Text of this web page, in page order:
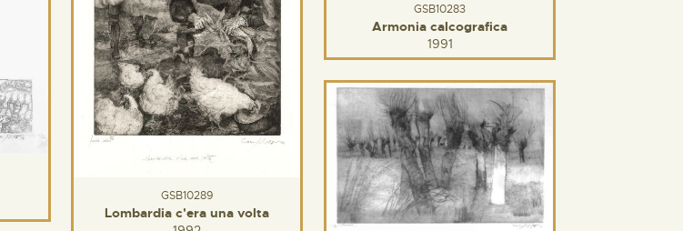
GSB10283
Armonia calcografica
1991
GSB10289
Lombardia c'era una volta